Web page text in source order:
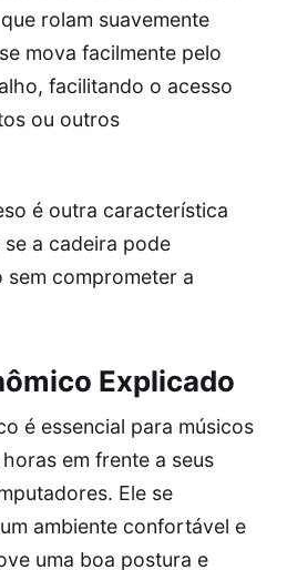
rolam suavemente
mova facilmente pelo
facilitando o acesso
ou outros
é outra característica
a cadeira pode
sem comprometer a
Explicado
é essencial para músicos
em frente a seus
Ele se
ambiente confortável e
uma boa postura e